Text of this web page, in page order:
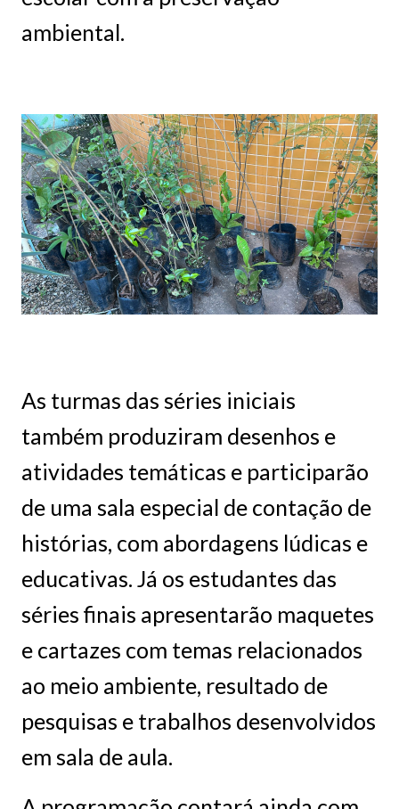
ambiental.
As turmas das séries iniciais
também produziram desenhos e
atividades temáticas e participarão
de uma sala especial de contação de
histórias, com abordagens lúdicas e
educativas. Já os estudantes das
séries finais apresentarão maquetes
e cartazes com temas relacionados
ao meio ambiente, resultado de
pesquisas e trabalhos desenvolvidos
em sala de aula.